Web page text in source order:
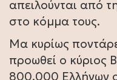
απειλούνται από
στο κόμμα τους.
Μα κυρίως
προωθεί ο κύριος
800.000 Ελλήνων